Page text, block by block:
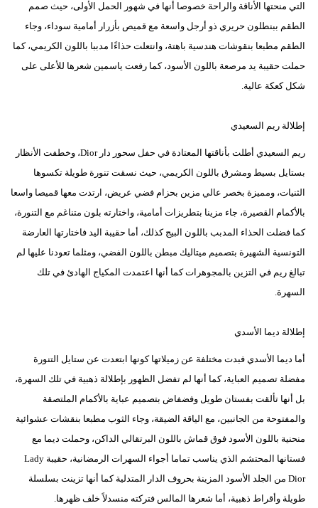
التي منحتها الأناقة والراحة خصوصا أنها في شهور الحمل الأولى، حيث صمم
الطقم ببنطلون حريري ذو أرجل واسعة مع قميص بأزرار أمامية سوداء، وجاء
الطقم مطبعا بنقوشات هندسية باهتة، وانتعلت حذاءًا مدببا باللون الكريمي، كما
حملت حقيبة يد مرصعة باللون الأسود، كما رفعت ياسمين شعرها للأعلى على
شكل كعكة عالية.
إطلالة ريم السعيدي
ريم السعيدي أطلت بأناقتها المعتادة في حفل سحور دار Dior، وخطفت الأنظار
بستايل بسيط ومشرق باللون الكريمي، حيث نسقت تنورة طويلة تكسوها
الثنيات، ومميزة بخصر عالي مزين بحزام فضي عريض، ارتدت معها قميصا واسعا
بالأكمام القصيرة، جاء مزينا بتطريزات أمامية، واختارته بلون متناغم مع التنورة،
كما فضلت الحذاء المدبب باللون البيج كذلك، أما حقيبة اليد فاختارتها العارضة
التونسية الشهيرة بتصميم ميتاليك مبطن باللون الفضي، ومثلما تعودنا عليها لم
تبالغ ريم في التزين بالمجوهرات كما أنها اعتمدت المكياج الهادئ في تلك
السهرة.
إطلالة ديما الأسدي
أما ديما الأسدي فبدت مختلفة عن زميلاتها كونها ابتعدت عن ستايل التنورة
مفضلة تصميم العباية، كما أنها لم تفضل الظهور بإطلالة ذهبية في تلك السهرة،
بل أنها تألقت بفستان طويل وفضفاض بتصميم عباية بالأكمام الملتصقة
والمفتوحة من الجانبين، مع الياقة الضيقة، وجاء الثوب مطبعا بنقشات عشوائية
منحنية باللون الأسود فوق قماش باللون البرتقالي الداكن، وحملت ديما مع
فستانها المحتشم الذي يناسب تماما أجواء السهرات الرمضانية، حقيبة Lady
Dior من الجلد الأسود المزينة بحروف الدار المتدلية كما أنها تزينت بسلسلة
طويلة وأقراط ذهبية، أما شعرها المالس فتركته منسدلاً خلف ظهرها.